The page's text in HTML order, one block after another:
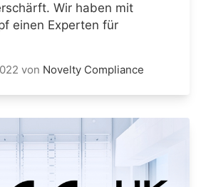
Wir haben mit
einen Experten für
von Novelty Compliance